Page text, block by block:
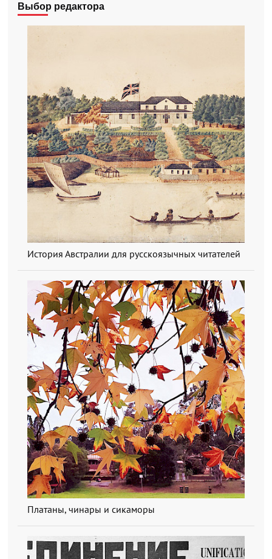
Выбор редактора
История Австралии для русскоязычных читателей
Платаны, чинары и сикаморы